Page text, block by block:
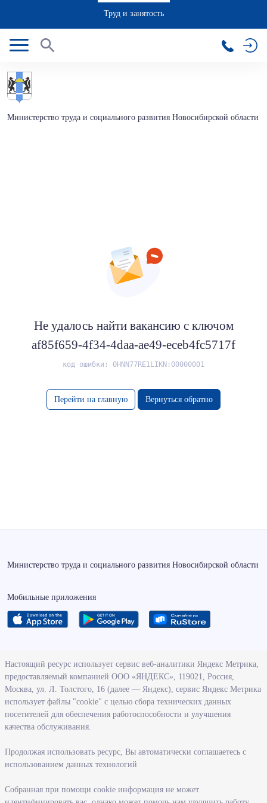
Труд и занятость
Министерство труда и социального развития Новосибирской области
Не удалось найти вакансию с ключом
af85f659-4f34-4daa-ae49-eceb4fc5717f
код ошибки: 0HNN77RE1LIKN:00000001
Перейти на главную Вернуться обратно
Министерство труда и социального развития Новосибирской области
Мобильные приложения
О ведомстве
Деятельность министерства труда и социального развития
Новосибирской области
Контрольно-надзорная деятельность министерства
Государственные программы, реализуемые министерством
Службы и учреждения, подведомственные министерству
Поступление на государственную гражданскую службу
Информация
Настоящий ресурс использует сервис веб-аналитики Яндекс Метрика,
предоставляемый компанией ООО «ЯНДЕКС», 119021, Россия,
Москва, ул. Л. Толстого, 16 (далее — Яндекс), сервис Яндекс Метрика
использует файлы "cookie" с целью сбора технических данных
посетителей для обеспечения работоспособности и улучшения
качества обслуживания.
Продолжая использовать ресурс, Вы автоматически соглашаетесь с
использованием данных технологий
Собранная при помощи cookie информация не может